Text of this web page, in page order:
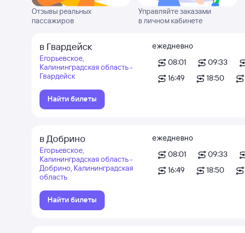
Отзывы реальных
пассажиров
Управляйте заказами
в личном кабинете
в Гвардейск
Егорьевское,
Калининградская область -
Гвардейск
Найти билеты
ежедневно
08:01
09:33
16:49
18:50
в Добрино
Егорьевское,
Калининградская область -
Добрино, Калининградская
область
Найти билеты
ежедневно
08:01
09:33
16:49
18:50